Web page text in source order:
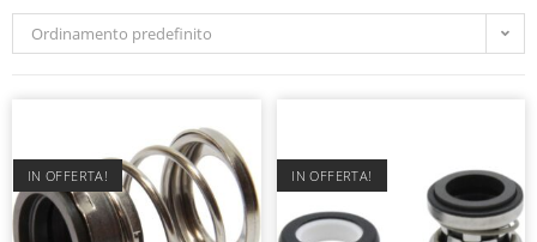
Ordinamento predefinito
IN OFFERTA! IN OFFERTA!